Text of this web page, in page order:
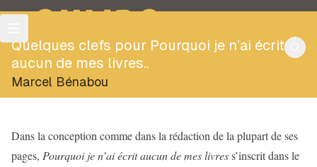
OULIPO
Quelques clefs pour Pourquoi je n’ai écrit
aucun de mes livres..
Marcel Bénabou
Dans la conception comme dans la rédaction de la plupart de ses
pages, Pourquoi je n’ai écrit aucun de mes livress’inscrit dans le